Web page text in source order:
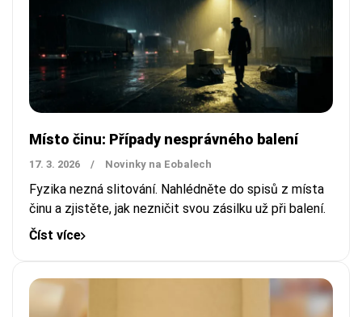
Místo činu: Případy nesprávného balení
17. 3. 2026 / Novinky na Eobalech
Fyzika nezná slitování. Nahlédněte do spisů z místa
činu a zjistěte, jak nezničit svou zásilku už při balení.
Číst více